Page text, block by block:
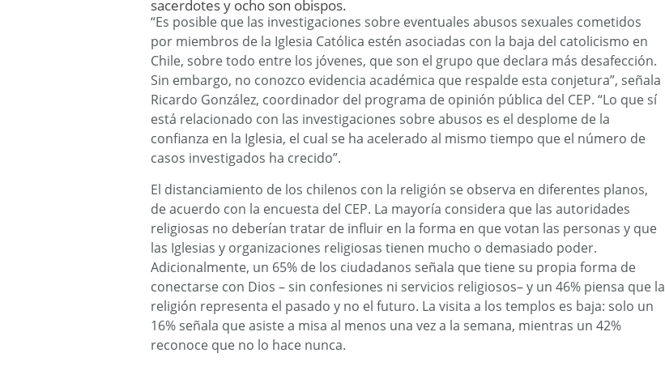
sacerdotes y ocho son obispos.
“Es posible que las investigaciones sobre eventuales abusos sexuales cometidos
por miembros de la Iglesia Católica estén asociadas con la baja del catolicismo en
Chile, sobre todo entre los jóvenes, que son el grupo que declara más desafección.
Sin embargo, no conozco evidencia académica que respalde esta conjetura”, señala
Ricardo González, coordinador del programa de opinión pública del CEP. “Lo que sí
está relacionado con las investigaciones sobre abusos es el desplome de la
confianza en la Iglesia, el cual se ha acelerado al mismo tiempo que el número de
casos investigados ha crecido”.
El distanciamiento de los chilenos con la religión se observa en diferentes planos,
de acuerdo con la encuesta del CEP. La mayoría considera que las autoridades
religiosas no deberían tratar de influir en la forma en que votan las personas y que
las Iglesias y organizaciones religiosas tienen mucho o demasiado poder.
Adicionalmente, un 65% de los ciudadanos señala que tiene su propia forma de
conectarse con Dios – sin confesiones ni servicios religiosos– y un 46% piensa que la
religión representa el pasado y no el futuro. La visita a los templos es baja: solo un
16% señala que asiste a misa al menos una vez a la semana, mientras un 42%
reconoce que no lo hace nunca.